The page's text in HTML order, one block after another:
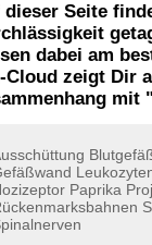
dieser Seite
dabei am
Cloud zeigt Dir
mit
Paprika